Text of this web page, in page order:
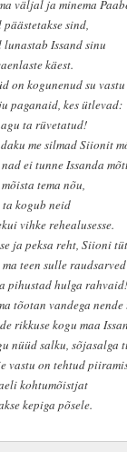
väljal ja minema
päästetakse sind,
lunastab Issand sinu
käest.
on kogunenud su vastu
paganaid, kes ütlevad:
ta rüvetatud!
me silmad Siionit
ei tunne Issanda
tema nõu,
ta kogub neid
vihke rehealusesse.
ja peksa reht, Siioni
ma teen sulle
pihustad hulga rahvaid!
tõotan vandega
rikkuse kogu maa
nüüd salku, sõjasalga
vastu on tehtud
kohtumõistjat
kepiga põsele.